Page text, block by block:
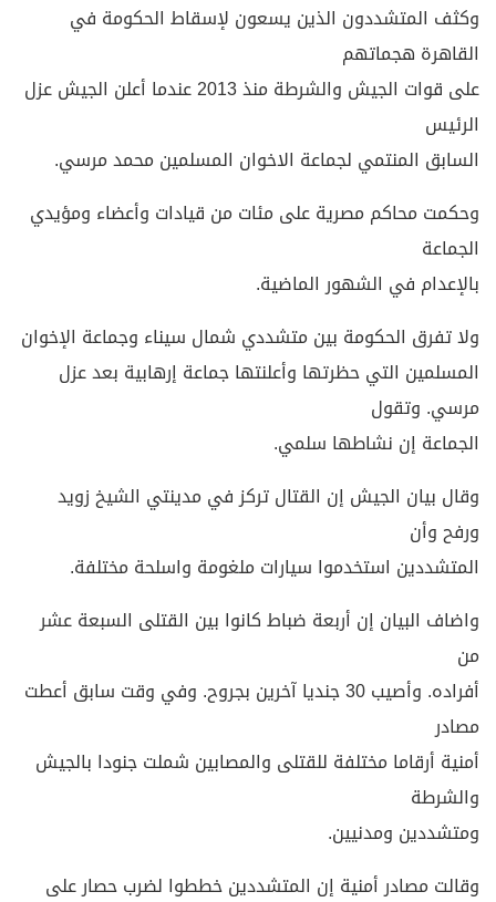
وكثف المتشددون الذين يسعون لإسقاط الحكومة في
القاهرة هجماتهم
على قوات الجيش والشرطة منذ 2013 عندما أعلن الجيش عزل
الرئيس
السابق المنتمي لجماعة الاخوان المسلمين محمد مرسي.
وحكمت محاكم مصرية على مئات من قيادات وأعضاء ومؤيدي
الجماعة
بالإعدام في الشهور الماضية.
ولا تفرق الحكومة بين متشددي شمال سيناء وجماعة الإخوان
المسلمين التي حظرتها وأعلنتها جماعة إرهابية بعد عزل
مرسي. وتقول
الجماعة إن نشاطها سلمي.
وقال بيان الجيش إن القتال تركز في مدينتي الشيخ زويد
ورفح وأن
المتشددين استخدموا سيارات ملغومة واسلحة مختلفة.
واضاف البيان إن أربعة ضباط كانوا بين القتلى السبعة عشر
من
أفراده. وأصيب 30 جنديا آخرين بجروح. وفي وقت سابق أعطت
مصادر
أمنية أرقاما مختلفة للقتلى والمصابين شملت جنودا بالجيش
والشرطة
ومتشددين ومدنيين.
وقالت مصادر أمنية إن المتشددين خططوا لضرب حصار على